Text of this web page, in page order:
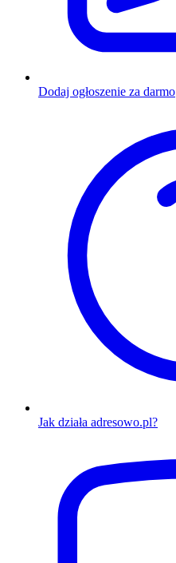
Dodaj ogłoszenie za darmo
Jak działa adresowo.pl?